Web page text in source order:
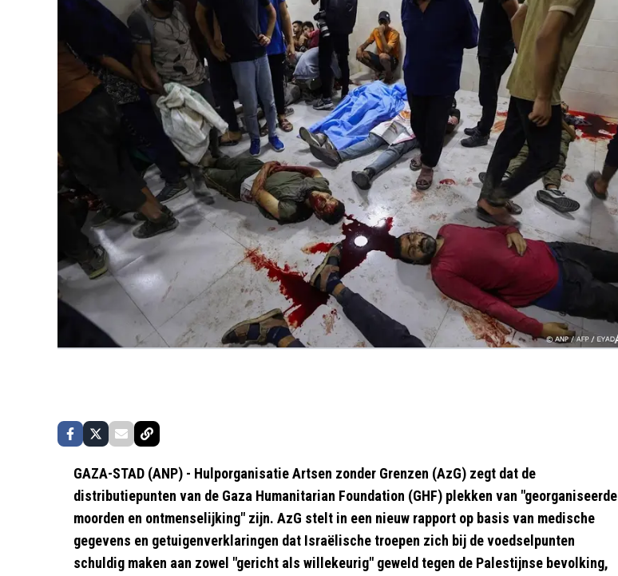
GAZA-STAD (ANP) - Hulporganisatie Artsen zonder Grenzen (AzG) zegt dat de
distributiepunten van de Gaza Humanitarian Foundation (GHF) plekken van "georganiseerde
moorden en ontmenselijking" zijn. AzG stelt in een nieuw rapport op basis van medische
gegevens en getuigenverklaringen dat Israëlische troepen zich bij de voedselpunten
schuldig maken aan zowel "gericht als willekeurig" geweld tegen de Palestijnse bevolking,